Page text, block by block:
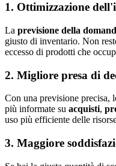
1. Ottimizzazione
La previsione della
giusto di inventario. Non
eccesso di prodotti che
2. Migliore presa di
Con una previsione precisa,
più informate su acquisti,
uso più efficiente delle
3. Maggiore